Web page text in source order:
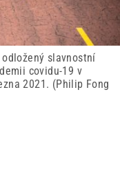
slavnostní
covidu-19 v
2021. (Philip Fong